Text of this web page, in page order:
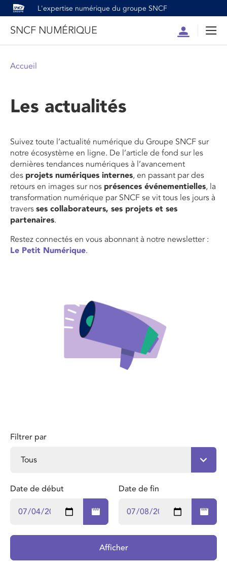
L'expertise numérique du groupe SNCF
SNCF NUMÉRIQUE
Compte
Accueil
Les actualités
Suivez toute l’actualité numérique du Groupe SNCF sur
notre écosystème en ligne. De l’article de fond sur les
dernières tendances numériques à l’avancement
des projets numériques internes, en passant par des
retours en images sur nos présences événementielles, la
transformation numérique par SNCF se vit tous les jours à
travers ses collaborateurs, ses projets et ses
partenaires.
Restez connectés en vous abonnant à notre newsletter :
Le Petit Numérique.
Filtrer par
Date de début Date de fin
Afficher